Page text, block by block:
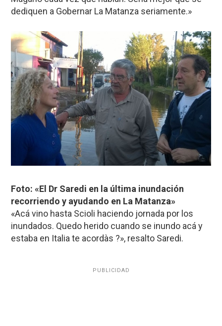
dediquen a Gobernar La Matanza seriamente.»
Foto: «El Dr Saredi en la última inundación
recorriendo y ayudando en La Matanza»
«Acá vino hasta Scioli haciendo jornada por los
inundados. Quedo herido cuando se inundo acá y
estaba en Italia te acordàs ?», resalto Saredi.
PUBLICIDAD